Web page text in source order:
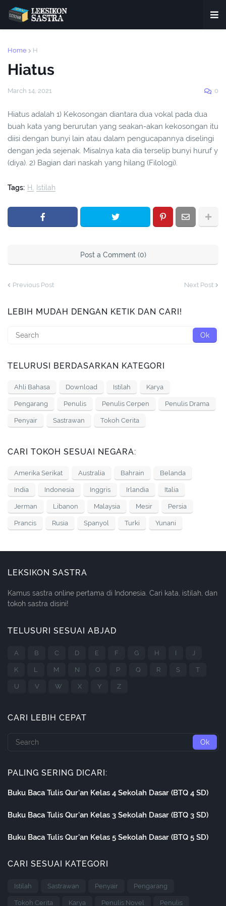
Home H
Hiatus
March 14, 2021 0
Hiatus adalah 1) Kekosongan diantara dua vokal pada dua
buah kata yang berurutan yang seakan-akan kekosongan itu
diisi dengan bunyi lain atau dalam pengucapannya diselingi
dengan jeda sejenak. Misalnya kata dia terselip bunyi huruf y
(diya). 2) Bagian dari naskah yang hilang (Filologi).
Tags: H Istilah
Post a Comment (0)
Previous Post Next Post
LEBIH MUDAH DENGAN KETIK DAN CARI!
TELURUSI BERDASARKAN KATEGORI
Ahli Bahasa Download Istilah Karya
Pengarang Penulis Penulis Cerpen Penulis Drama
Penyair Sastrawan Tokoh Cerita
CARI TOKOH SESUAI NEGARA:
Amerika Serikat Australia Bahrain Belanda
India Indonesia Inggris Irlandia Italia
Jerman Libanon Malaysia Mesir Persia
Prancis Rusia Spanyol Turki Yunani
LEKSIKON SASTRA
Kamus sastra online pertama di Indonesia. Cari kata, istilah, dan
tokoh sastra disini!
TELUSURI SESUAI ABJAD
A B C D E F G H I J
K L M N O P Q R S T
U V W X Y Z
CARI LEBIH CEPAT
PALING SERING DICARI:
Buku Baca Tulis Qur'an Kelas 4 Sekolah Dasar (BTQ 4 SD)
Buku Baca Tulis Qur'an Kelas 3 Sekolah Dasar (BTQ 3 SD)
Buku Baca Tulis Qur'an Kelas 5 Sekolah Dasar (BTQ 5 SD)
CARI SESUAI KATEGORI
Istilah Sastrawan Penyair Pengarang
Tokoh Cerita Karya Penulis Novel Penulis